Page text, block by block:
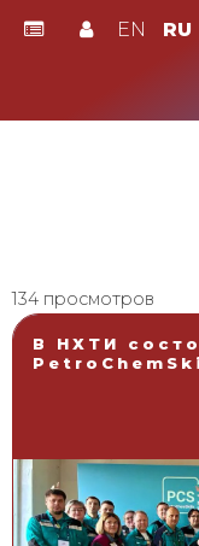
EN RU
134 просмотров
В НХТИ